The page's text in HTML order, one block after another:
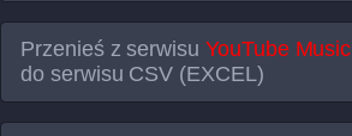
Przenieś z serwisu YouTube Music
do serwisu CSV (EXCEL)